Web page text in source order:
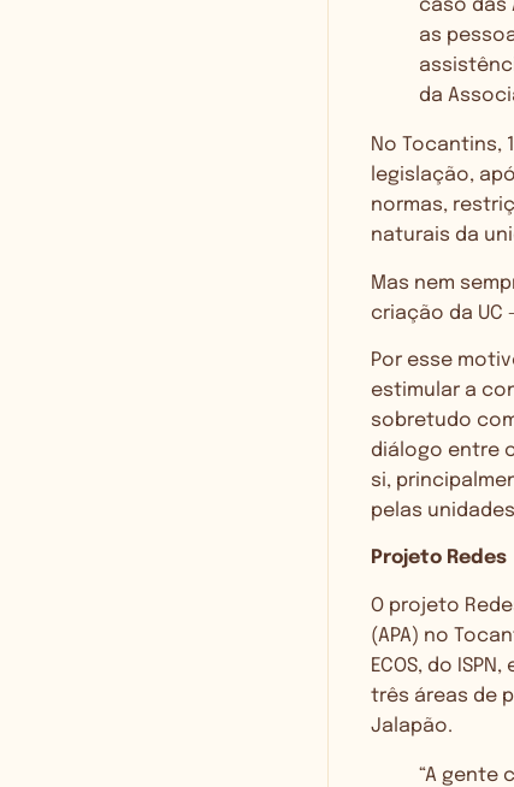
caso das
as
da
No Tocantins,
legislação,
normas,
naturais da
Mas nem
criação da UC
Por esse
estimular a
sobretudo
diálogo entre
si,
pelas
Projeto Redes
O projeto
(APA) no
ECOS, do
três áreas de
Jalapão.
“A gente